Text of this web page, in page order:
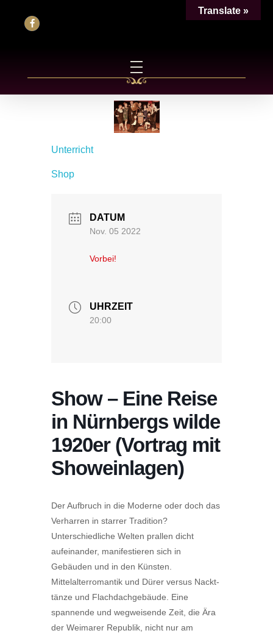
Unterricht
Shop
DATUM
Nov. 05 2022
Vorbei!
UHRZEIT
20:00
Show – Eine Reise
in Nürnbergs wilde
1920er (Vortrag mit
Showeinlagen)
Der Aufbruch in die Moderne oder doch das
Verharren in starrer Tradition?
Unterschiedliche Welten prallen dicht
aufeinander, manifestieren sich in
Gebäuden und in den Künsten.
Mittelalterromantik und Dürer versus Nackt­
tänze und Flachdachgebäude. Eine
spannende und wegweisende Zeit, die Ära
der Weimarer Republik, nicht nur am
Translate »